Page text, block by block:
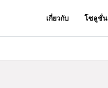
เกี่ยวกับ โซลูชั่น